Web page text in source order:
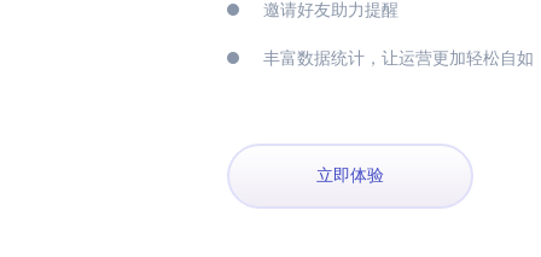
邀请好友助力提醒
丰富数据统计，让运营更加轻松自如
立即体验